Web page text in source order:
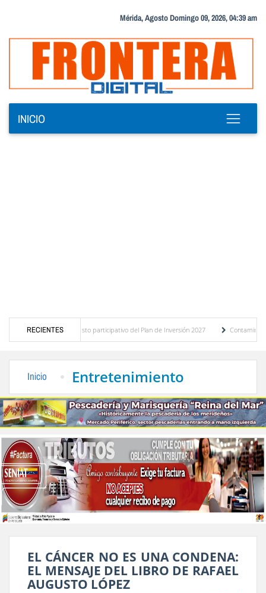
Mérida, Agosto Domingo 09, 2026, 04:39 am
INICIO
RECIENTES
del presupuesto participativo del Plan de Inversión 2027
Contaminación y
Inicio Entretenimiento
EL CÁNCER NO ES UNA CONDENA:
EL MENSAJE DEL LIBRO DE RAFAEL
AUGUSTO LÓPEZ